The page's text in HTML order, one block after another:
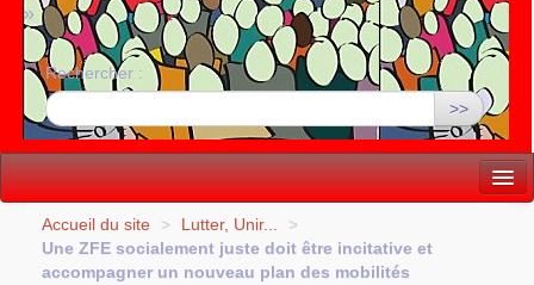
»
Rechercher :
>>
Vie politique
Accueil du site > Lutter, Unir...
>
Une ZFE socialement juste doit être incitative et
accompagner un nouveau plan des mobilités